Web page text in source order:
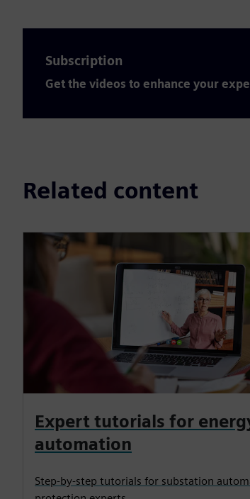
Subscription
Get the videos to enhance your
Related content
Expert tutorials for
automation
Step-by-step tutorials for substation